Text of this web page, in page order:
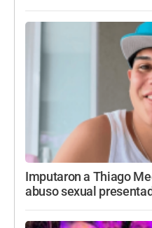
Imputaron a Thiago
abuso sexual